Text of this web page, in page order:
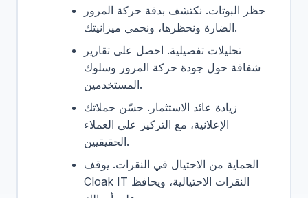
حظر البوتات. نكتشف بدقة حركة المرور
الضارة ونحظرها، ونحمي ميزانيتك.
تحليلات تفصيلية. احصل على تقارير
شفافة حول جودة حركة المرور وسلوك
المستخدمين.
زيادة عائد الاستثمار. حسّن حملاتك
الإعلانية، مع التركيز على العملاء
الحقيقيين.
الحماية من الاحتيال في النقرات. يوقف
Cloak IT النقرات الاحتيالية، ويحافظ